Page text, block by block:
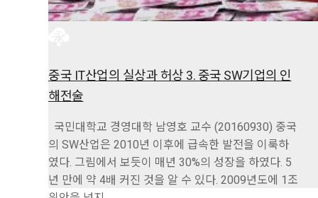
중국 IT산업의 실상과 허상 3. 중국 SW기업의 인
해전술
국민대학교 경영대학 남영호 교수 (20160930) 중국
의 SW산업은 2010년 이후에 급속한 발전을 이룩하
였다. 그림에서 보듯이 매년 30%의 성장을 하였다. 5
년 만에 약 4배 커진 것을 알 수 있다. 2009년도에 1조